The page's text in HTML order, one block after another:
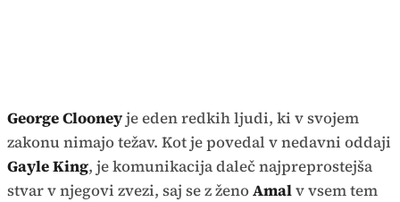
George Clooneyje eden redkih ljudi, ki v svojem
zakonu nimajo težav. Kot je povedal v nedavni oddaji
Gayle King, je komunikacija daleč najpreprostejša
stvar v njegovi zvezi, saj se z ženoAmalv vsem tem